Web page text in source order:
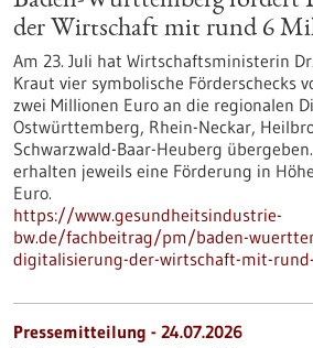
der Wirtschaft mit rund 6
Am 23. Juli hat Wirtschaftsministerin
Kraut vier symbolische Förderschecks
zwei Millionen Euro an die regionalen
Ostwürttemberg, Rhein-Neckar,
Schwarzwald-Baar-Heuberg
erhalten jeweils eine Förderung in
Euro.
https://www.gesundheitsindustrie-
bw.de/fachbeitrag/pm/baden-
digitalisierung-der-wirtschaft-mit-
Pressemitteilung - 24.07.2026